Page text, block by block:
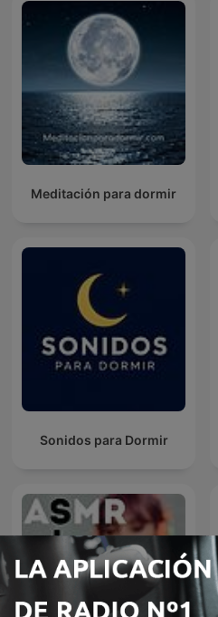
Meditación para dormir
Sonidos para Dormir